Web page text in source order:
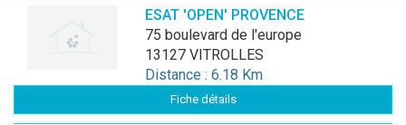
ESAT 'OPEN' PROVENCE
75 boulevard de l'europe
13127 VITROLLES
Distance : 6.18 Km
Fiche détails